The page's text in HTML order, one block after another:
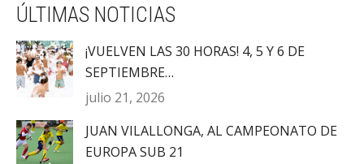
ÚLTIMAS NOTICIAS
¡VUELVEN LAS 30 HORAS! 4, 5 Y 6 DE
SEPTIEMBRE…
julio 21, 2026
JUAN VILALLONGA, AL CAMPEONATO DE
EUROPA SUB 21